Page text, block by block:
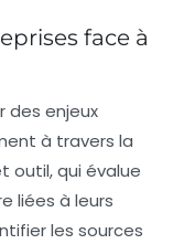
face à
enjeux
à travers la
outil, qui évalue
liées à leurs
les sources